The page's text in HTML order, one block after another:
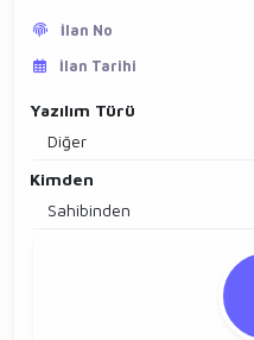
İlan No
İlan Tarihi
Yazılım Türü
Diğer
Kimden
Sahibinden